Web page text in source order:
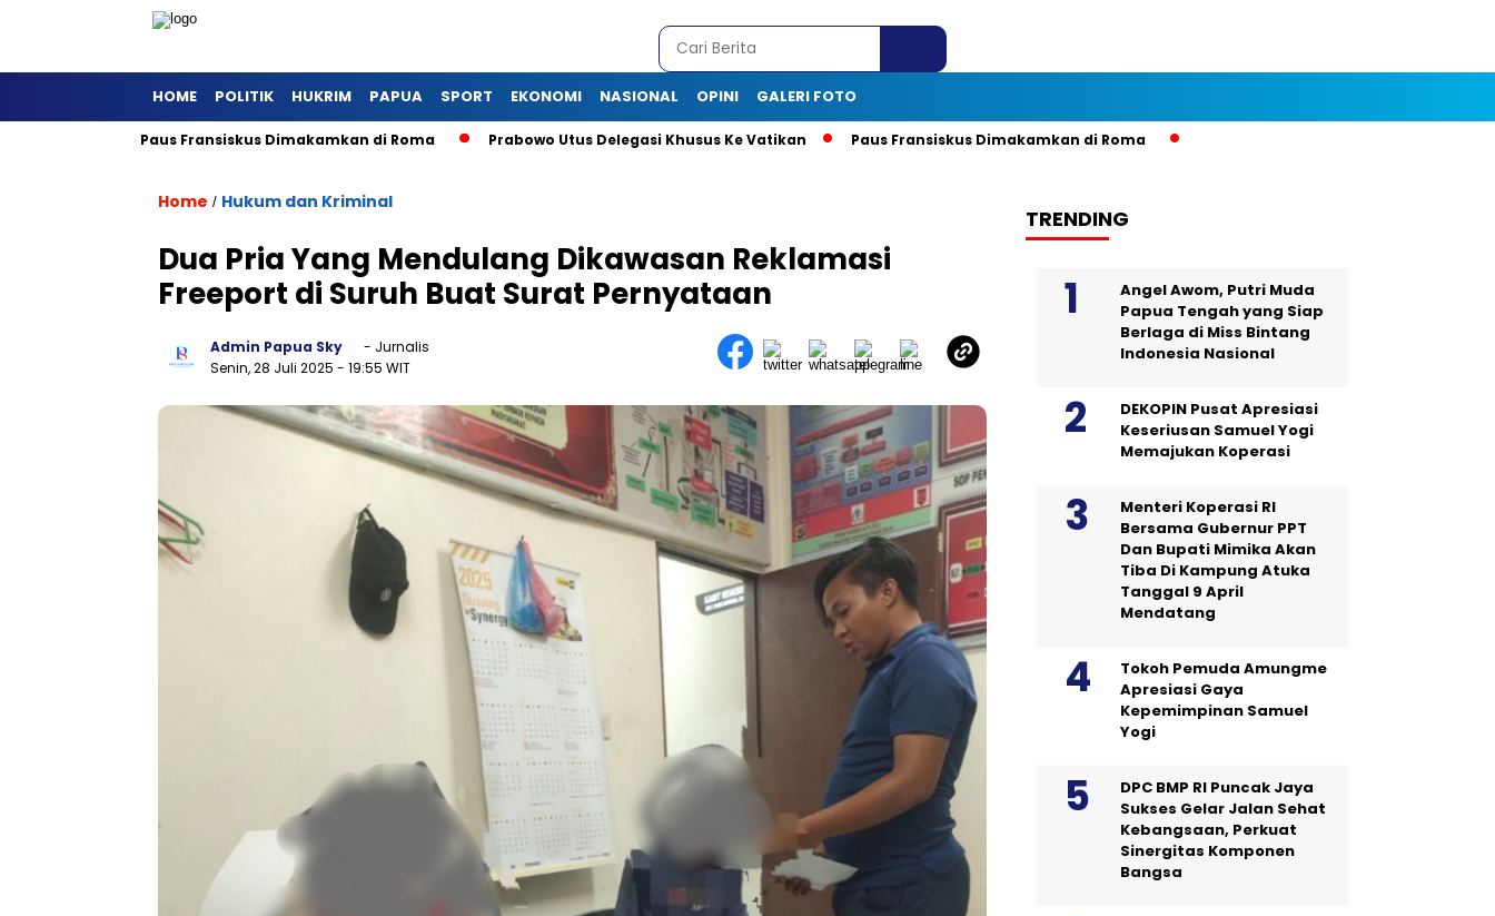
HOME POLITIK HUKRIM PAPUA SPORT EKONOMI NASIONAL OPINI GALERI FOTO
Paus Fransiskus Dimakamkan di Roma Prabowo Utus Delegasi Khusus Ke Vatikan Paus Fransiskus Dimakamkan di Roma
Home / Hukum dan Kriminal
Dua Pria Yang Mendulang Dikawasan Reklamasi
Freeport di Suruh Buat Surat Pernyataan
Admin Papua Sky
- Jurnalis
Senin, 28 Juli 2025 - 19:55 WIT
TRENDING
Angel Awom, Putri Muda
Papua Tengah yang Siap
Berlaga di Miss Bintang
Indonesia Nasional
DEKOPIN Pusat Apresiasi
Keseriusan Samuel Yogi
Memajukan Koperasi
Menteri Koperasi RI
Bersama Gubernur PPT
Dan Bupati Mimika Akan
Tiba Di Kampung Atuka
Tanggal 9 April
Mendatang
Tokoh Pemuda Amungme
Apresiasi Gaya
Kepemimpinan Samuel
Yogi
DPC BMP RI Puncak Jaya
Sukses Gelar Jalan Sehat
Kebangsaan, Perkuat
Sinergitas Komponen
Bangsa